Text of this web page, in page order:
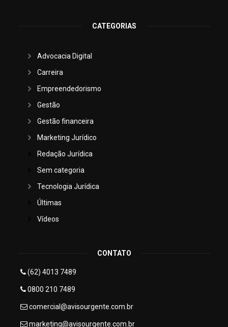
CATEGORIAS
Advocacia Digital
Carreira
Empreendedorismo
Gestão
Gestão financeira
Marketing Jurídico
Redação Jurídica
Sem categoria
Tecnologia Jurídica
Últimas
Vídeos
CONTATO
(62) 4013 7489
0800 210 7489
comercial@avisourgente.com.br
marketing@avisourgente.com.br